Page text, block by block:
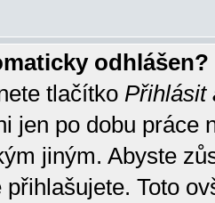
odhlášen?
tlačítko Přihlásit
jen po dobu práce
jiným. Abyste
Toto